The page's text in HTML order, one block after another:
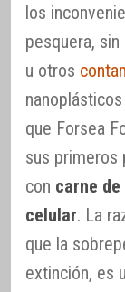
los
pesquera,
u otros
que Forsea
sus primeros
con carne
celular. La
que la
extinción, es